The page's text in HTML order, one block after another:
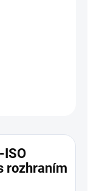
ISO
rozhraním